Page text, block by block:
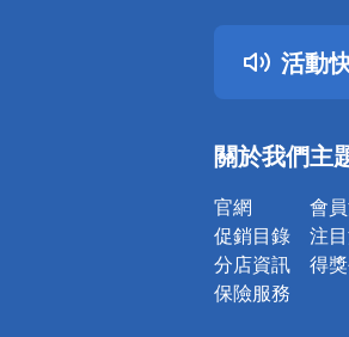
活動
關於我們
官網
促銷目錄
分店資訊
保險服務
主
會
注
得